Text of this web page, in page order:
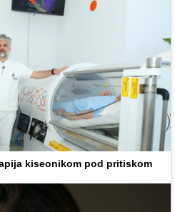
kiseonikom pod pritiskom